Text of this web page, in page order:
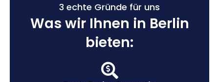
3 echte Gründe für uns
Was wir Ihnen in Berlin
bieten: